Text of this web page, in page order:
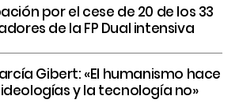
por el cese de 20 de los 33
de la FP Dual intensiva
Gibert: «El humanismo hace
ideologías y la tecnología no»